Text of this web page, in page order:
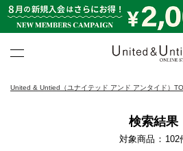
United & Untied（ユナイテッド アンド アンタイド）
検索結果
対象商品 102